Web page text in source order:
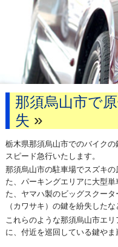
那須烏山市で
失 »
栃木県那須烏山市でのバイク
スピード急行いたします。
那須烏山市の駐車場でスズキ
た、パーキングエリアに大型
た、ヤマハ製のビッグスクー
（カワサキ）の鍵を紛失したな
これらのような那須烏山市エ
に、付近を巡回している鍵やま